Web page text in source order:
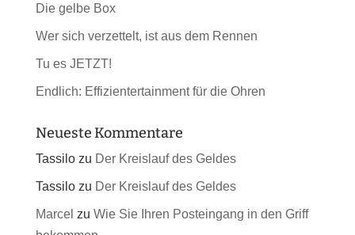
Die gelbe Box
Wer sich verzettelt, ist aus dem Rennen
Tu es JETZT!
Endlich: Effizientertainment für die Ohren
Neueste Kommentare
Tassilozu Der Kreislauf des Geldes
Tassilozu Der Kreislauf des Geldes
Marcel zu Wie Sie Ihren Posteingang in den Griff